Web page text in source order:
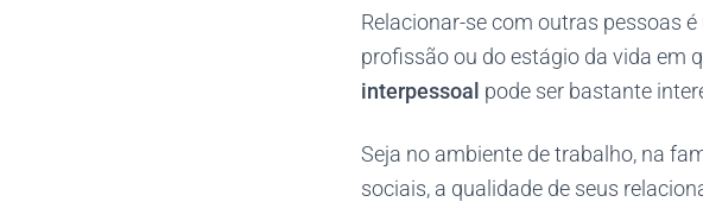
Relacionar-se com outras pessoas
profissão ou do estágio da vida em
interpessoal pode ser bastante
Seja no ambiente de trabalho, na
sociais, a qualidade de seus